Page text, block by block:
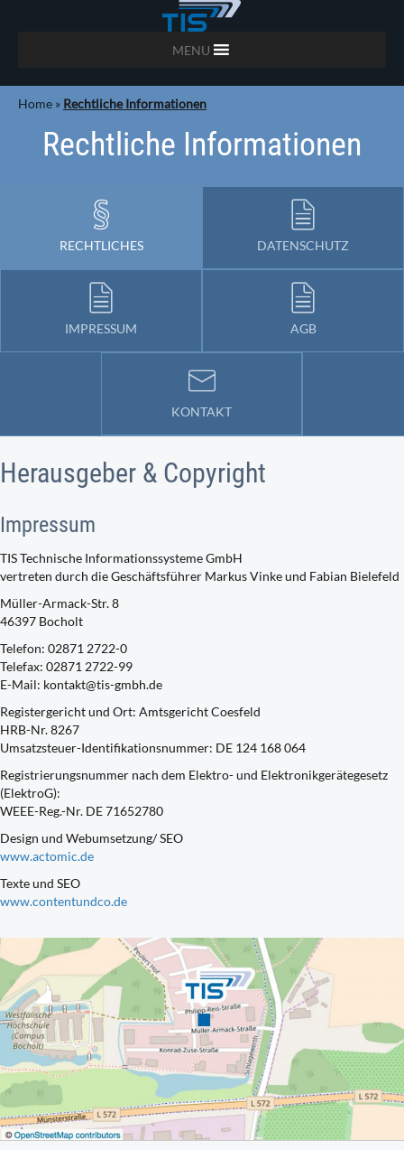
MENU
Home » Rechtliche Informationen
Rechtliche Informationen
RECHTLICHES DATENSCHUTZ
IMPRESSUM AGB
KONTAKT
Herausgeber & Copyright
Impressum
TIS Technische Informationssysteme GmbH
vertreten durch die Geschäftsführer Markus Vinke und Fabian Bielefeld
Müller-Armack-Str. 8
46397 Bocholt
Telefon: 02871 2722-0
Telefax: 02871 2722-99
E-Mail: kontakt@tis-gmbh.de
Registergericht und Ort: Amtsgericht Coesfeld
HRB-Nr. 8267
Umsatzsteuer-Identifikationsnummer: DE 124 168 064
Registrierungsnummer nach dem Elektro- und Elektronikgerätegesetz
(ElektroG):
WEEE-Reg.-Nr. DE 71652780
Design und Webumsetzung/ SEO
www.actomic.de
Texte und SEO
www.contentundco.de